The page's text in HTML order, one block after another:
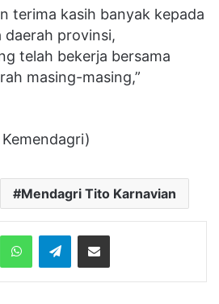
terima kasih banyak kepada
daerah provinsi,
telah bekerja bersama
masing-masing,”
Mendagri Tito Karnavian
WhatsAppTelegramShare via Email